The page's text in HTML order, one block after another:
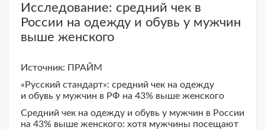
Исследование: средний чек в
России на одежду и обувь у мужчин
выше женского
Источник: ПРАЙМ
«Русский стандарт»: средний чек на одежду
и обувь у мужчин в РФ на 43% выше женского
Средний чек на одежду и обувь у мужчин в России
на 43% выше женского: хотя мужчины посещают